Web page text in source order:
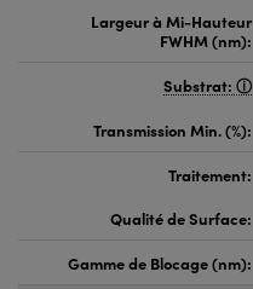
Largeur à Mi-Hauteur
FWHM (nm):
Substrat:
Transmission Min. (%):
Traitement:
Qualité de Surface:
Gamme de Blocage (nm):